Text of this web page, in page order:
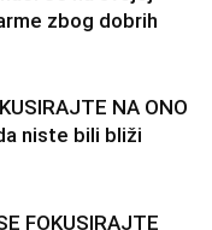
zbog dobrih
NA ONO
niste bili bliži
FOKUSIRAJTE